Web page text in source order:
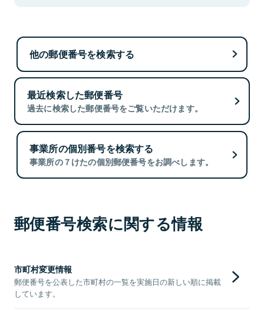
他の郵便番号を検索する
最近検索した郵便番号
過去に検索した郵便番号をご覧いただけます。
事業所の個別番号を検索する
事業所の７けたの個別郵便番号をお調べします。
郵便番号検索に関する情報
市町村変更情報
郵便番号を公表した市町村の一覧を実施日の新しい順に掲載
しています。